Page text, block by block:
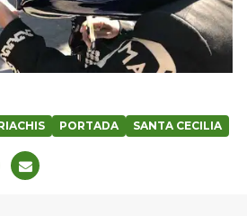
PORTADA SANTA CECILIA